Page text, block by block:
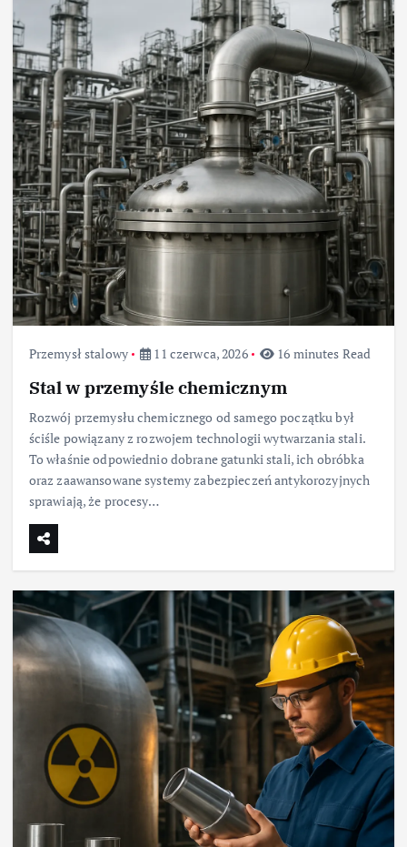
Przemysł stalowy 11 czerwca, 2026 16 minutes Read
Stal w przemyśle chemicznym
Rozwój przemysłu chemicznego od samego początku był
ściśle powiązany z rozwojem technologii wytwarzania stali.
To właśnie odpowiednio dobrane gatunki stali, ich obróbka
oraz zaawansowane systemy zabezpieczeń antykorozyjnych
sprawiają, że procesy…